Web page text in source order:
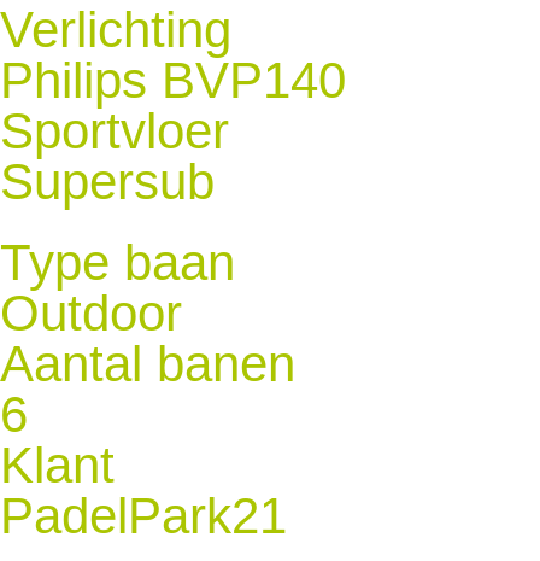
Verlichting
Philips BVP140
Sportvloer
Supersub
Type baan
Outdoor
Aantal banen
6
Klant
PadelPark21